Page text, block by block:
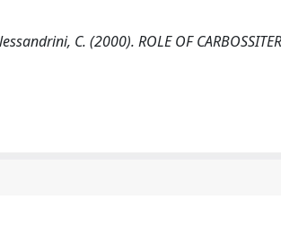
C. (2000). ROLE OF